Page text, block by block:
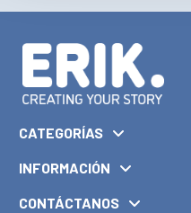
CATEGORÍAS
INFORMACIÓN
CONTÁCTANOS